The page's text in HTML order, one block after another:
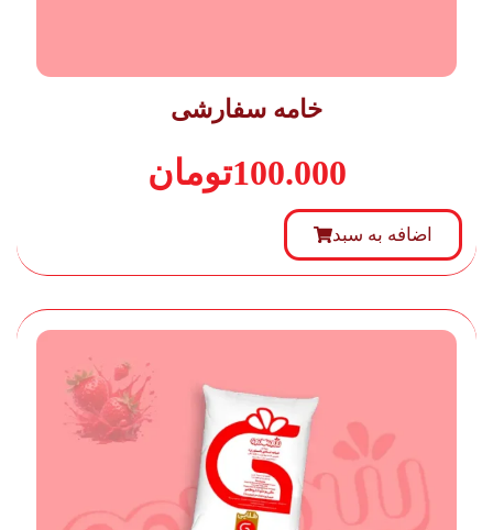
خامه سفارشی
100.000تومان
اضافه‌ به سبد